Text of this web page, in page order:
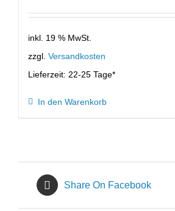
inkl. 19 % MwSt.
zzgl. Versandkosten
Lieferzeit: 22-25 Tage*
In den Warenkorb
Share On Facebook